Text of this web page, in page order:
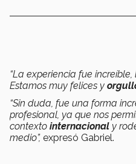
“La experiencia fue
Estamos muy felices y
“Sin duda, fue una forma
profesional, ya que nos
contexto internacional y
medio”, expresó Gabriel.